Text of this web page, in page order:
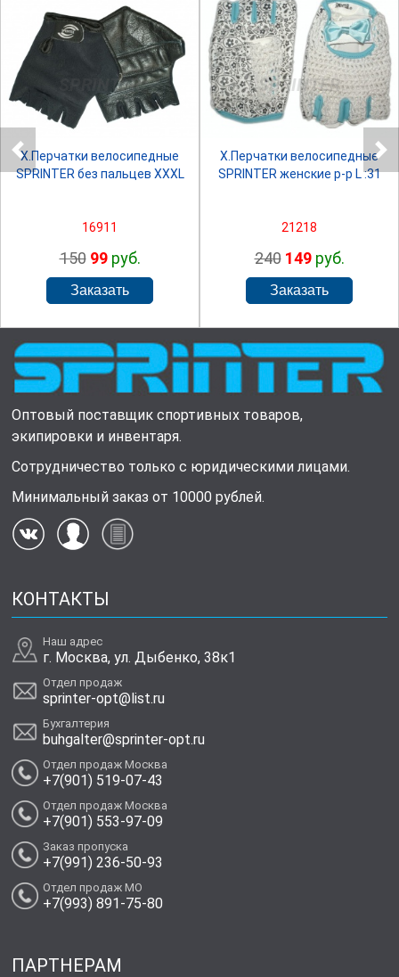
SPRINTER
Х.Перчатки велосипедные
SPRINTER без пальцев XXXL
16911
150 99руб.
SPRINTER
Х.Перчатки велосипедные
SPRINTER женские р-р L :31
21218
240 149руб.
Оптовый поставщик спортивных товаров,
экипировки и инвентаря.
Сотрудничество только с юридическими лицами.
Минимальный заказ от 10000 рублей.
КОНТАКТЫ
Наш адрес
г. Москва, ул. Дыбенко, 38к1
Отдел продаж
sprinter-opt@list.ru
Бухгалтерия
buhgalter@sprinter-opt.ru
Отдел продаж Москва
+7(901) 519-07-43
Отдел продаж Москва
+7(901) 553-97-09
Заказ пропуска
+7(991) 236-50-93
Отдел продаж МО
+7(993) 891-75-80
ПАРТНЕРАМ